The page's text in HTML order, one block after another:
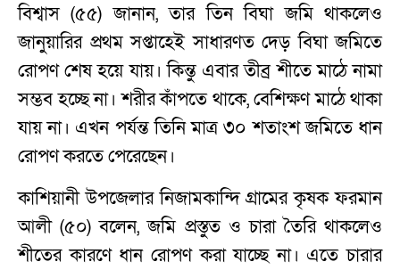
বিশ্বাস (৫৫) জানান, তার তিন বিঘা জমি থাকলেও
জানুয়ারির প্রথম সপ্তাহেই সাধারণত দেড় বিঘা জমিতে
রোপণ শেষ হয়ে যায়। কিন্তু এবার তীব্র শীতে মাঠে নামা
সম্ভব হচ্ছে না। শরীর কাঁপতে থাকে, বেশিক্ষণ মাঠে থাকা
যায় না। এখন পর্যন্ত তিনি মাত্র ৩০ শতাংশ জমিতে ধান
রোপণ করতে পেরেছেন।
কাশিয়ানী উপজেলার নিজামকান্দি গ্রামের কৃষক ফরমান
আলী (৫০) বলেন, জমি প্রস্তুত ও চারা তৈরি থাকলেও
শীতের কারণে ধান রোপণ করা যাচ্ছে না। এতে চারার